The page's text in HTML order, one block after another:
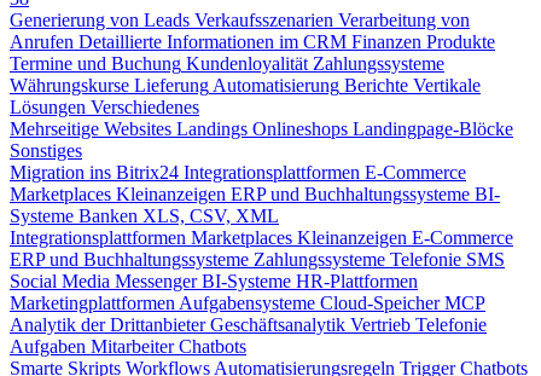
Generierung von Leads Verkaufsszenarien Verarbeitung von
Anrufen Detaillierte Informationen im CRM Finanzen Produkte
Termine und Buchung Kundenloyalität Zahlungssysteme
Währungskurse Lieferung Automatisierung Berichte Vertikale
Lösungen Verschiedenes
Mehrseitige Websites Landings Onlineshops Landingpage-Blöcke
Sonstiges
Migration ins Bitrix24 Integrationsplattformen E-Commerce
Marketplaces Kleinanzeigen ERP und Buchhaltungssysteme BI-
Systeme Banken XLS, CSV, XML
Integrationsplattformen Marketplaces Kleinanzeigen E-Commerce
ERP und Buchhaltungssysteme Zahlungssysteme Telefonie SMS
Social Media Messenger BI-Systeme HR-Plattformen
Marketingplattformen Aufgabensysteme Cloud-Speicher MCP
Analytik der Drittanbieter Geschäftsanalytik Vertrieb Telefonie
Aufgaben Mitarbeiter Chatbots
Smarte Skripts Workflows Automatisierungsregeln Trigger Chatbots